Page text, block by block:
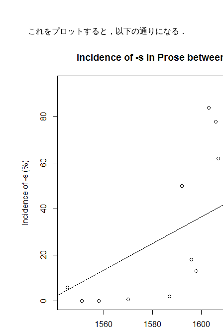
これをプロットすると，以下の通りになる．